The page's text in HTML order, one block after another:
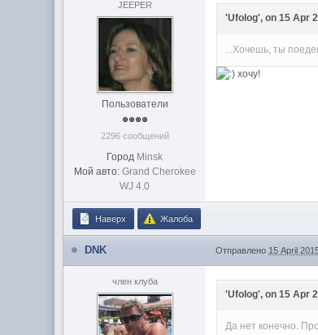
JEEPER
Пользователи
2296 сообщений
Город Minsk
Мой авто: Grand Cherokee
WJ 4.0
'Ufolog', on 15 Apr
...Хочешь, ты
хочу!
Наверх Жалоба
DNK Отправлено 15 April
член клуба
'Ufolog', on 15 Apr
Да нет конечно.